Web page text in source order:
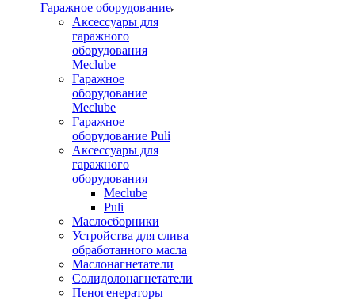
Гаражное оборудование
Аксессуары для
гаражного
оборудования
Meclube
Гаражное
оборудование
Meclube
Гаражное
оборудование Puli
Аксессуары для
гаражного
оборудования
Meclube
Puli
Маслосборники
Устройства для слива
обработанного масла
Маслонагнетатели
Солидолонагнетатели
Пеногенераторы